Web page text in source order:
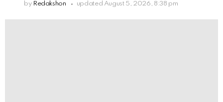
by Redakshon updated August 5, 2026, 8:38 pm